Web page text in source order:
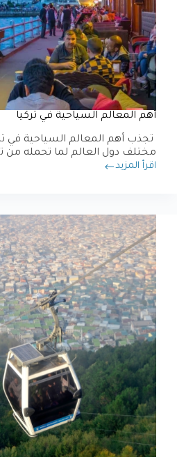
أهم المعالم السياحية في تركيا
تجذب أهم المعالم السياحية في
مختلف دول العالم لما تحمله من
اقرأ المزيد